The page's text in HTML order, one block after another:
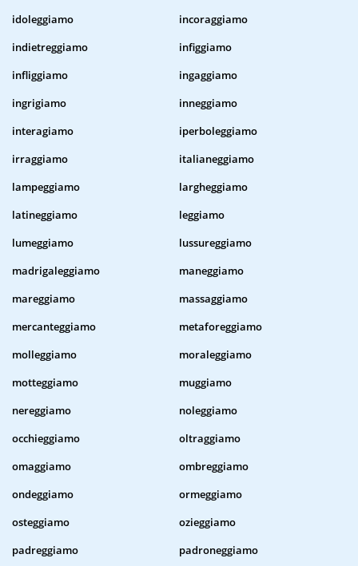
idoleggiamo
incoraggiamo
indietreggiamo
infiggiamo
infliggiamo
ingaggiamo
ingrigiamo
inneggiamo
interagiamo
iperboleggiamo
irraggiamo
italianeggiamo
lampeggiamo
largheggiamo
latineggiamo
leggiamo
lumeggiamo
lussureggiamo
madrigaleggiamo
maneggiamo
mareggiamo
massaggiamo
mercanteggiamo
metaforeggiamo
molleggiamo
moraleggiamo
motteggiamo
muggiamo
nereggiamo
noleggiamo
occhieggiamo
oltraggiamo
omaggiamo
ombreggiamo
ondeggiamo
ormeggiamo
osteggiamo
ozieggiamo
padreggiamo
padroneggiamo